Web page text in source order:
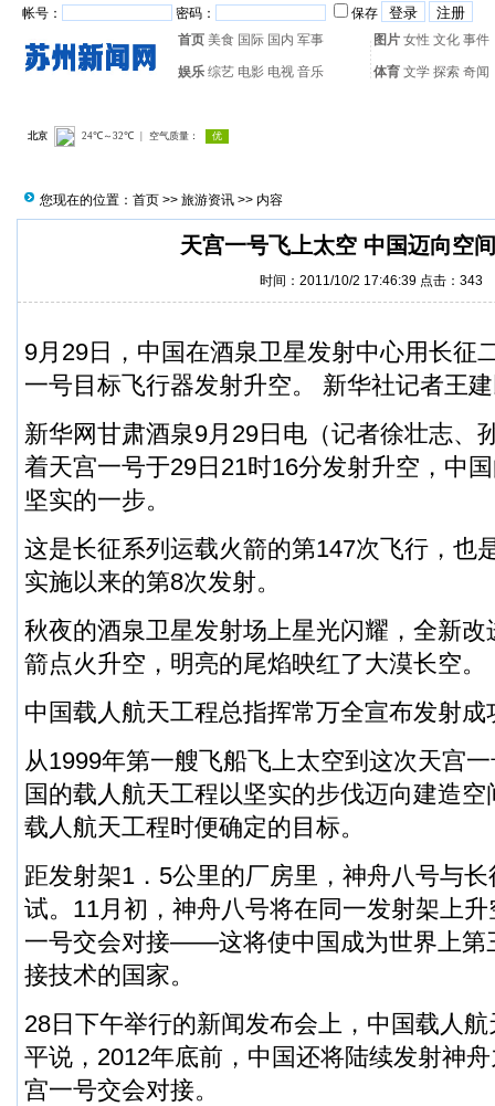
帐号： 密码：
保存
首页 美食 国际 国内 军事 图片 女性 文化 事件
娱乐 综艺 电影 电视 音乐 体育 文学 探索 奇闻
您现在的位置： 首页 >> 旅游资讯 >> 内容
天宫一号飞上太空 中国迈向空
时间：2011/10/2 17:46:39 点击： 343
9月29日，中国在酒泉卫星发射中心用长征
一号目标飞行器发射升空。 新华社记者王
新华网甘肃酒泉9月29日电（记者徐壮志、
着天宫一号于29日21时16分发射升空，中
坚实的一步。
这是长征系列运载火箭的第147次飞行，也
实施以来的第8次发射。
秋夜的酒泉卫星发射场上星光闪耀，全新
箭点火升空，明亮的尾焰映红了大漠长空。
中国载人航天工程总指挥常万全宣布发射成
从1999年第一艘飞船飞上太空到这次天宫
国的载人航天工程以坚实的步伐迈向建造
载人航天工程时便确定的目标。
距发射架1．5公里的厂房里，神舟八号与
试。11月初，神舟八号将在同一发射架上
一号交会对接——这将使中国成为世界上第
接技术的国家。
28日下午举行的新闻发布会上，中国载人
平说，2012年底前，中国还将陆续发射神
宫一号交会对接。